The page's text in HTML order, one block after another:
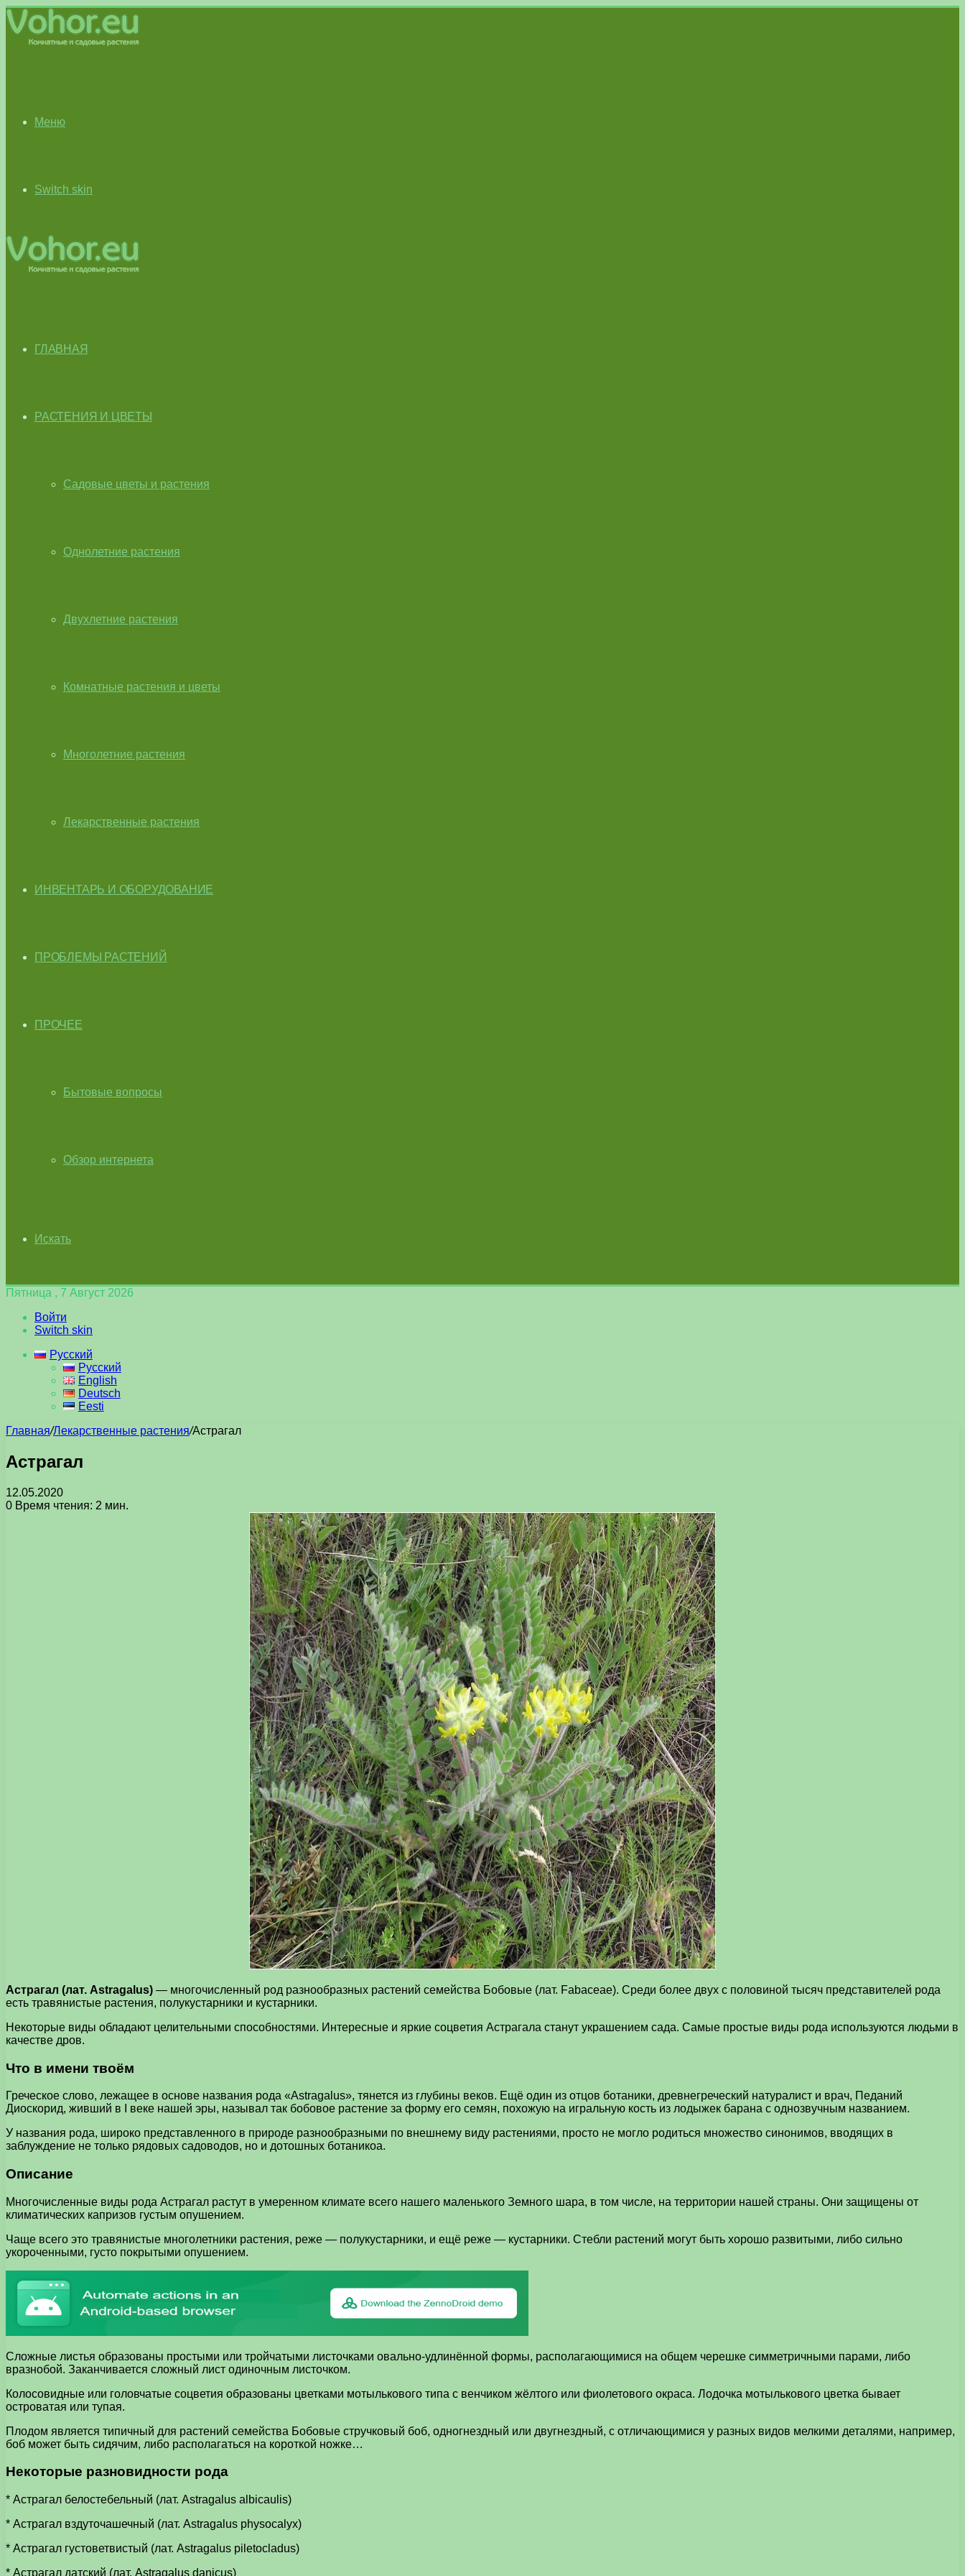
Меню
Switch skin
ГЛАВНАЯ
РАСТЕНИЯ И ЦВЕТЫ
Садовые цветы и растения
Однолетние растения
Двухлетние растения
Комнатные растения и цветы
Многолетние растения
Лекарственные растения
ИНВЕНТАРЬ И ОБОРУДОВАНИЕ
ПРОБЛЕМЫ РАСТЕНИЙ
ПРОЧЕЕ
Бытовые вопросы
Обзор интернета
Искать
Пятница , 7 Август 2026
Войти
Switch skin
Русский
Русский
English
Deutsch
Eesti
Главная/Лекарственные растения/Астрагал
Астрагал
12.05.2020
0 Время чтения: 2 мин.
Астрагал (лат. Astragalus) — многочисленный род разнообразных растений семейства Бобовые (лат. Fabaceae). Среди более двух с половиной тысяч представителей рода
есть травянистые растения, полукустарники и кустарники.
Некоторые виды обладают целительными способностями. Интересные и яркие соцветия Астрагала станут украшением сада. Самые простые виды рода используются людьми в
качестве дров.
Что в имени твоём
Греческое слово, лежащее в основе названия рода «Astragalus», тянется из глубины веков. Ещё один из отцов ботаники, древнегреческий натуралист и врач, Педаний
Диоскорид, живший в I веке нашей эры, называл так бобовое растение за форму его семян, похожую на игральную кость из лодыжек барана с однозвучным названием.
У названия рода, широко представленного в природе разнообразными по внешнему виду растениями, просто не могло родиться множество синонимов, вводящих в
заблуждение не только рядовых садоводов, но и дотошных ботаникоа.
Описание
Многочисленные виды рода Астрагал растут в умеренном климате всего нашего маленького Земного шара, в том числе, на территории нашей страны. Они защищены от
климатических капризов густым опушением.
Чаще всего это травянистые многолетники растения, реже — полукустарники, и ещё реже — кустарники. Стебли растений могут быть хорошо развитыми, либо сильно
укороченными, густо покрытыми опушением.
Сложные листья образованы простыми или тройчатыми листочками овально-удлинённой формы, располагающимися на общем черешке симметричными парами, либо
вразнобой. Заканчивается сложный лист одиночным листочком.
Колосовидные или головчатые соцветия образованы цветками мотылькового типа с венчиком жёлтого или фиолетового окраса. Лодочка мотылькового цветка бывает
островатая или тупая.
Плодом является типичный для растений семейства Бобовые стручковый боб, одногнездный или двугнездный, с отличающимися у разных видов мелкими деталями, например,
боб может быть сидячим, либо располагаться на короткой ножке…
Некоторые разновидности рода
* Астрагал белостебельный (лат. Astragalus albicaulis)
* Астрагал вздуточашечный (лат. Astragalus physocalyx)
* Астрагал густоветвистый (лат. Astragalus piletocladus)
* Астрагал датский (лат. Astragalus danicus)